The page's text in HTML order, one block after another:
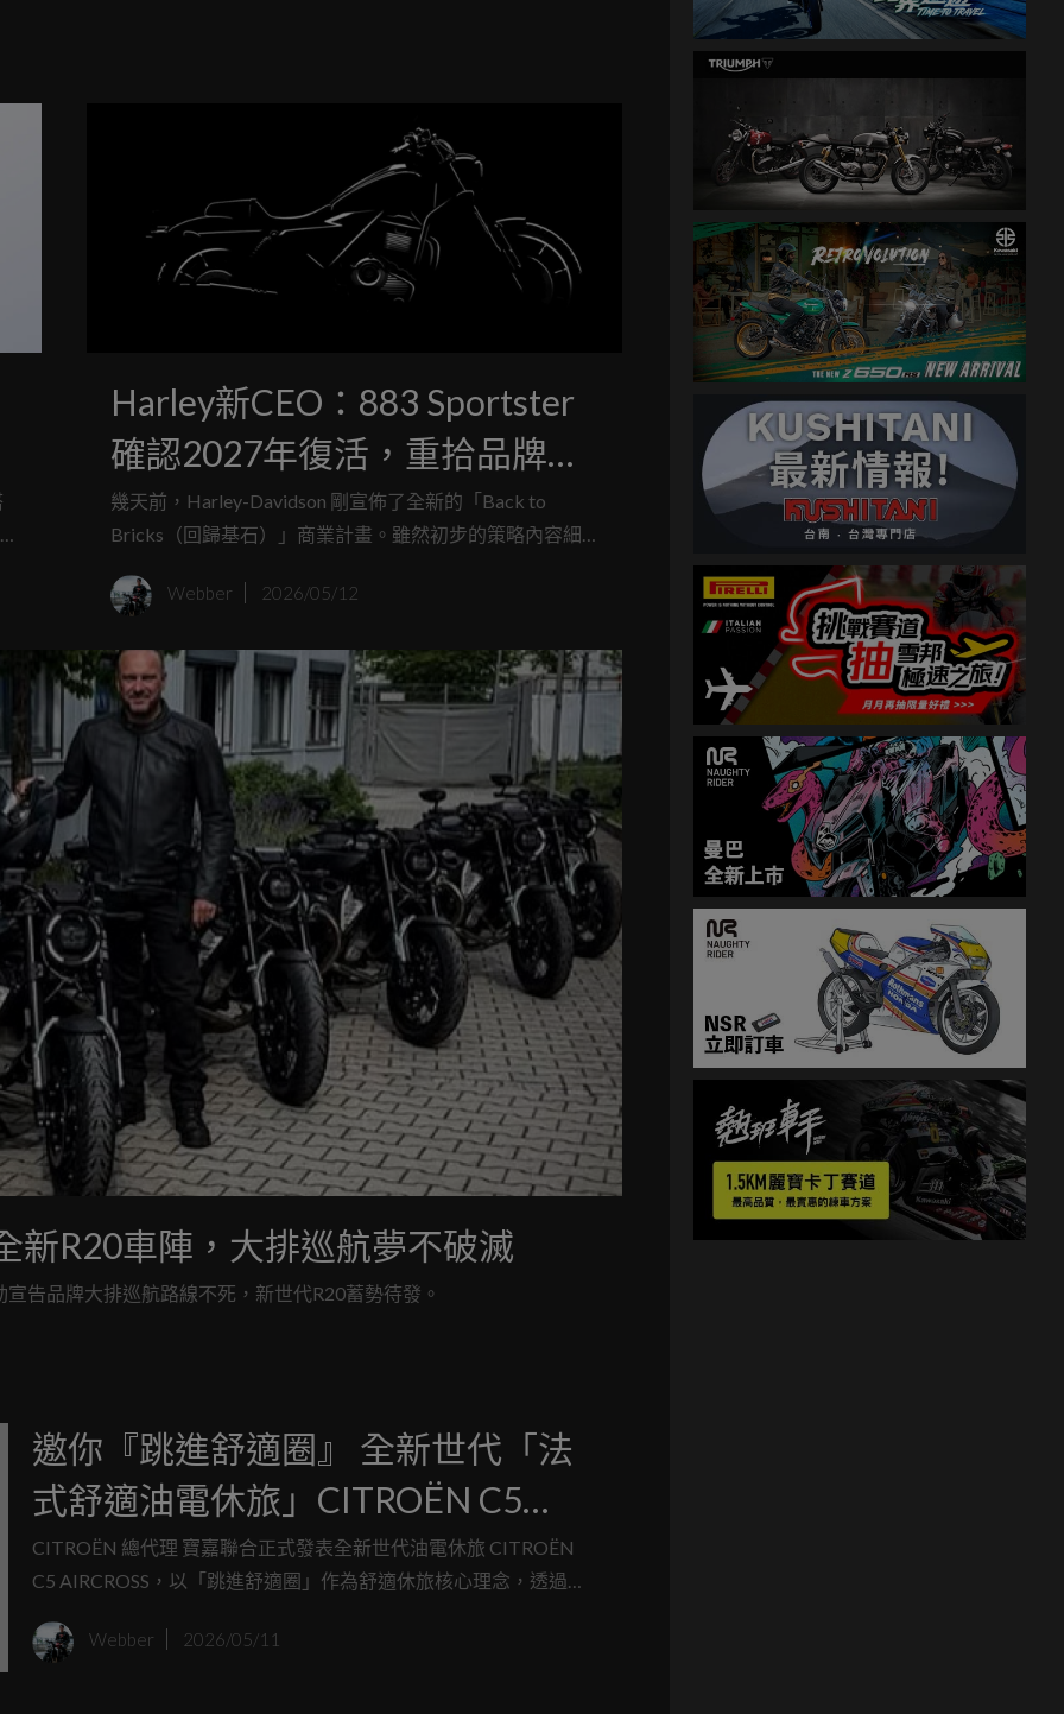
Harley新CEO：883 Sportster
確認2027年復活，重拾品牌最
暢銷的入門情懷。
幾天前，Harley-Davidson 剛宣佈了全新的「Back to
Bricks（回歸基石）」商業計畫。雖然初步的策略內容細
理念：發揮哈雷最擅長的優勢、最大化經銷網絡，並重新
牌，絕對會讓全球死忠哈雷迷高舉雙手贊成——那就是最受
歡迎、最暢銷的傳奇車款 883 Sportster 即將復活！
Webber 2026/05/12
新R20車陣，大排巡航夢不破滅
告品牌大排巡航路線不死，新世代R20蓄勢待發。
邀你『跳進舒適圈』 全新世代「法
式舒適油電休旅」CITROËN C5
AIRCROSS 正式登場 以「法式舒適
美學」為核心，融合新世代科技座
艙與 P2 HYBRID 油電科技 全面開啟
CITROËN 總代理 寶嘉聯合正式發表全新世代油電休旅 CITROËN
C5 AIRCROSS，以「跳進舒適圈」作為舒適休旅核心理念，透過
美學、新世代科技座艙與 P2 HYBRID 油電混合動力科技，重新定義
Webber 2026/05/11